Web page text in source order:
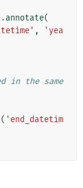
.annotate(
,
'yea
in the same
( 'end_datetim